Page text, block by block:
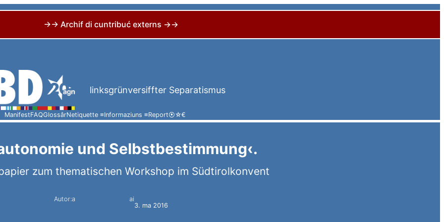
→→ Archif di cuntribuć externs →→
linksgrünversiffter Separatismus
ManifestFAQGlossârNetiquette ≡Informaziuns ≡Report⦿☆€
und Selbstbestimmung‹.
zum thematischen Workshop im Südtirolkonvent
Autor:a
ai
3. ma 2016